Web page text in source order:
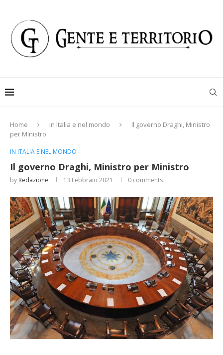
Home In Italia e nel mondo
Il governo Draghi, Ministro
per Ministro
IN ITALIA E NEL MONDO
Il governo Draghi, Ministro per Ministro
by Redazione 13 Febbraio 2021 0 comments